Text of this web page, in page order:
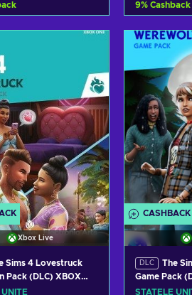
ofertele
9% Cashback
Xbox Live
Sims 4 Lovestruck
Pack (DLC) XBOX
STATES
CASHBACK
DLC
The
Game Pack
Key UNITED
STATELE